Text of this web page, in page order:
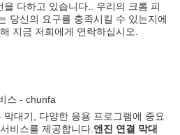
다하고 있습니다.. 우리의 크롬 피
당신의 요구를 충족시킬 수 있는지에
지금 저희에게 연락하십시오.
스 - chunfa
막대기, 다양한 응용 프로그램에 중요
비스를 제공합니다. 엔진 연결 막대